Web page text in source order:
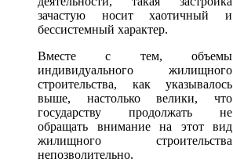
зачастую носит хаотичный и
бессистемный характер.
Вместе с тем, объемы
индивидуального жилищного
строительства, как указывалось
выше, настолько велики, что
государству продолжать не
обращать внимание на этот вид
жилищного строительства
непозволительно.